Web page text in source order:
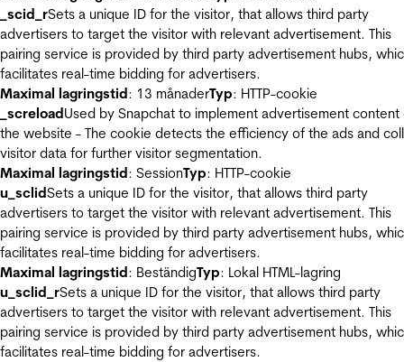
_scid_rSets a unique ID for the visitor, that allows third party
advertisers to target the visitor with relevant advertisement. This
pairing service is provided by third party advertisement hubs,
facilitates real-time bidding for advertisers.
Maximal lagringstid: 13 månaderTyp: HTTP-cookie
_screloadUsed by Snapchat to implement advertisement content
the website - The cookie detects the efficiency of the ads and
visitor data for further visitor segmentation.
Maximal lagringstid: SessionTyp: HTTP-cookie
u_sclidSets a unique ID for the visitor, that allows third party
advertisers to target the visitor with relevant advertisement. This
pairing service is provided by third party advertisement hubs,
facilitates real-time bidding for advertisers.
Maximal lagringstid: BeständigTyp: Lokal HTML-lagring
u_sclid_rSets a unique ID for the visitor, that allows third party
advertisers to target the visitor with relevant advertisement. This
pairing service is provided by third party advertisement hubs,
facilitates real-time bidding for advertisers.